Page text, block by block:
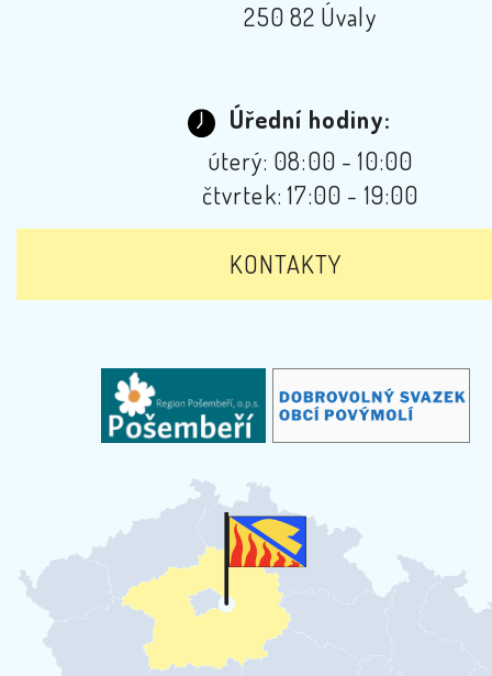
250 82 Úvaly
Úřední hodiny:
úterý: 08:00 - 10:00
čtvrtek: 17:00 - 19:00
KONTAKTY